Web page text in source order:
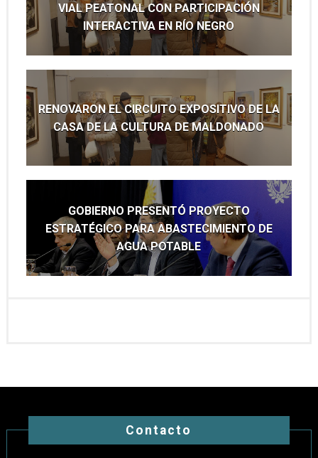
VIAL PEATONAL CON PARTICIPACIÓN
INTERACTIVA EN RÍO NEGRO
RENOVARON EL CIRCUITO EXPOSITIVO DE LA
CASA DE LA CULTURA DE MALDONADO
GOBIERNO PRESENTÓ PROYECTO
ESTRATÉGICO PARA ABASTECIMIENTO DE
AGUA POTABLE
Contacto